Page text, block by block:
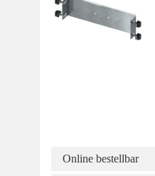
Online bestellbar